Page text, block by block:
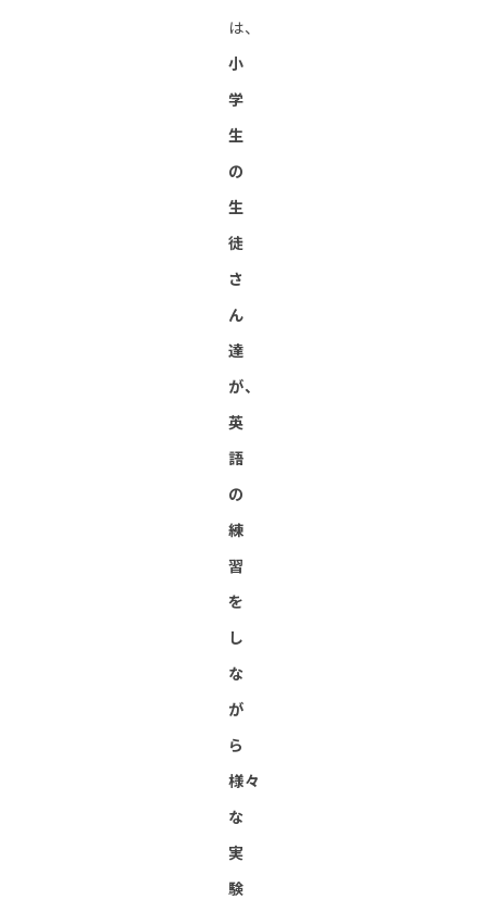
は、
小
学
生
の
生
徒
さ
ん
達
が、
英
語
の
練
習
を
し
な
が
ら
様々
な
実
験